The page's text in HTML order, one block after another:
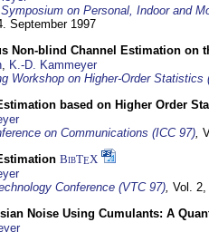
on Personal, Indoor and
September 1997
Non-blind Channel Estimation on
, K.-D. Kammeyer
Workshop on Higher-Order Statistics
based on Higher Order
on Communications (ICC 97),
BibTEX
Conference (VTC 97), Vol. 2,
Noise Using Cumulants: A